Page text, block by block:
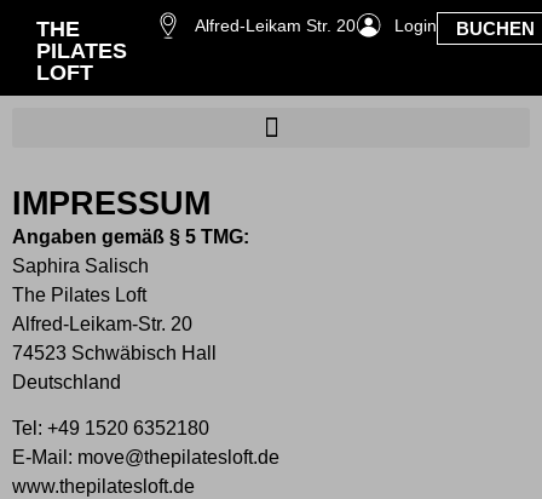
THE
PILATES
LOFT
Alfred-Leikam Str. 20 Login BUCHEN
IMPRESSUM
Angaben gemäß § 5 TMG:
Saphira Salisch
The Pilates Loft
Alfred-Leikam-Str. 20
74523 Schwäbisch Hall
Deutschland
Tel: +49 1520 6352180
E-Mail: move@thepilatesloft.de
www.thepilatesloft.de